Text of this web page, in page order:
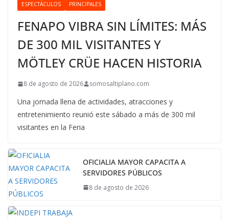
ESPECTÁCULOS PRINCIPALES
FENAPO VIBRA SIN LÍMITES: MÁS
DE 300 MIL VISITANTES Y
MÖTLEY CRÜE HACEN HISTORIA
8 de agosto de 2026 somosaltiplano.com
Una jornada llena de actividades, atracciones y
entretenimiento reunió este sábado a más de 300 mil
visitantes en la Feria
OFICIALIA MAYOR CAPACITA A
SERVIDORES PÚBLICOS
8 de agosto de 2026